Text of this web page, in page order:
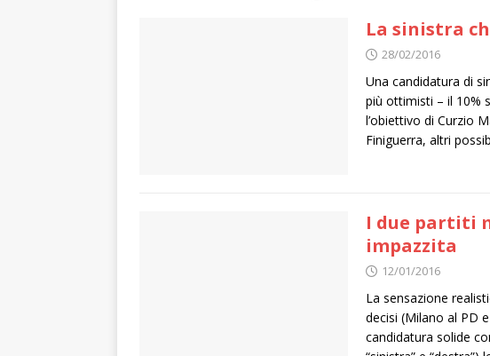
La sinistra
28/02/2016
Una candidatura di
più ottimisti – il 10%
l’obiettivo di Curzio
Finiguerra, altri
I due partiti
impazzita
12/01/2016
La sensazione
decisi (Milano al PD
candidatura solide